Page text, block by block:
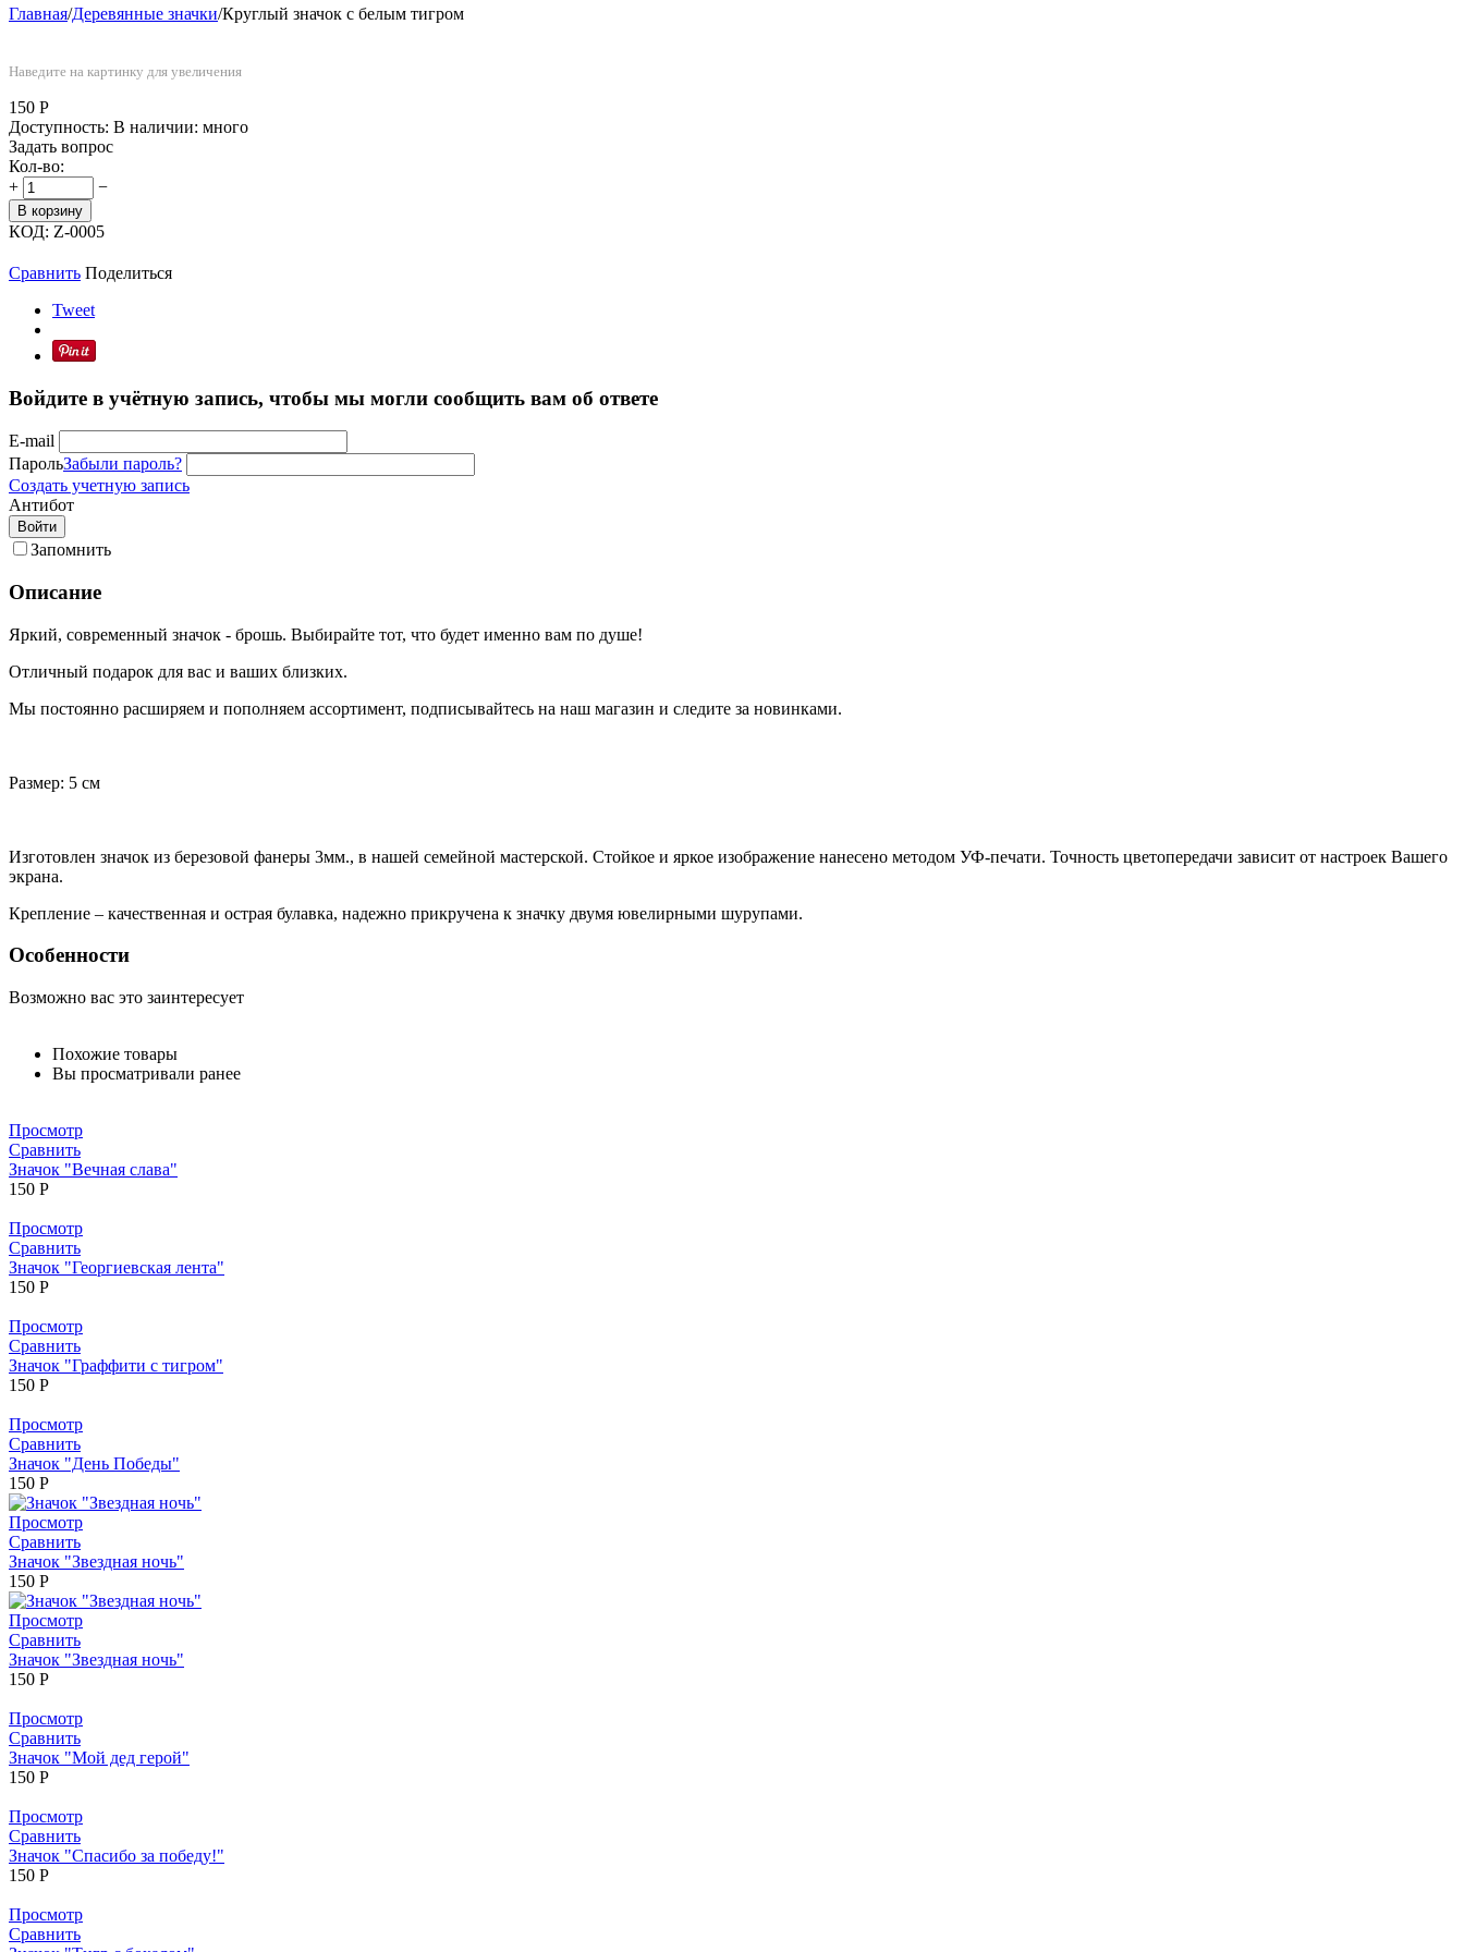
Главная/Деревянные значки/Круглый значок с белым тигром
Наведите на картинку для увеличения
150 Р
Доступность: В наличии: много
Задать вопрос
Кол-во:
+
−
В корзину
КОД: Z-0005
Сравнить Поделиться
Tweet
Войдите в учётную запись, чтобы мы могли сообщить вам об ответе
E-mail
ПарольЗабыли пароль?
Создать учетную запись
Антибот
Войти
Запомнить
Описание
Яркий, современный значок - брошь. Выбирайте тот, что будет именно вам по душе!
Отличный подарок для вас и ваших близких.
Мы постоянно расширяем и пополняем ассортимент, подписывайтесь на наш магазин и следите за новинками.
Размер: 5 см
Изготовлен значок из березовой фанеры 3мм., в нашей семейной мастерской. Стойкое и яркое изображение нанесено методом УФ-печати. Точность цветопередачи зависит от настроек Вашего
экрана.
Крепление – качественная и острая булавка, надежно прикручена к значку двумя ювелирными шурупами.
Особенности
Возможно вас это заинтересует
Похожие товары
Вы просматривали ранее
Просмотр
Сравнить
Значок "Вечная слава"
150 Р
Просмотр
Сравнить
Значок "Георгиевская лента"
150 Р
Просмотр
Сравнить
Значок "Граффити с тигром"
150 Р
Просмотр
Сравнить
Значок "День Победы"
150 Р
Просмотр
Сравнить
Значок "Звездная ночь"
150 Р
Просмотр
Сравнить
Значок "Звездная ночь"
150 Р
Просмотр
Сравнить
Значок "Мой дед герой"
150 Р
Просмотр
Сравнить
Значок "Спасибо за победу!"
150 Р
Просмотр
Сравнить